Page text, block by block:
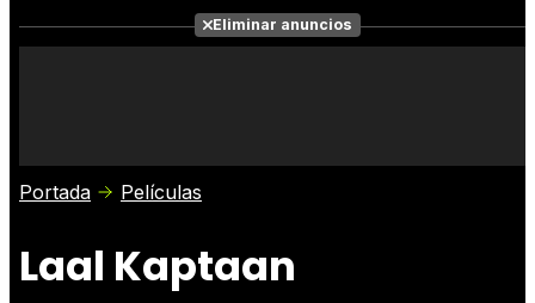
Noticias Cartelera
Películas
Críticas
Eliminar anuncios
Portada Películas
Laal Kaptaan